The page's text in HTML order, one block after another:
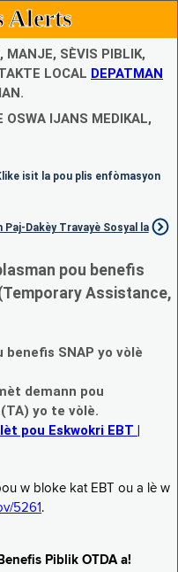
Alerts
MANJE, SÈVIS PIBLIK,
LOCAL DEPATMAN
OSWA IJANS MEDIKAL,
isit la pou plis enfòmasyon
Paj-Dakèy Travayè Sosyal la
pou benefis
Assistance,
SNAP yo vòlè
demann pou
yo te vòlè.
pou Eskwokri EBT |
w bloke kat EBT ou a lè w
5261 .
Piblik OTDA a!